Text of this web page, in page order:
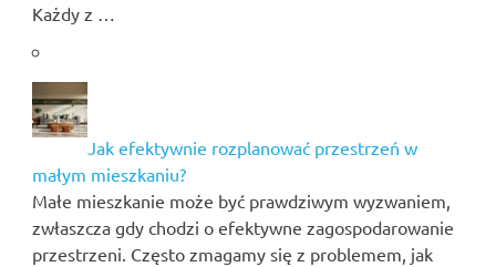
Każdy z …
Jak efektywnie rozplanować przestrzeń w
małym mieszkaniu?
Małe mieszkanie może być prawdziwym wyzwaniem,
zwłaszcza gdy chodzi o efektywne zagospodarowanie
przestrzeni. Często zmagamy się z problemem, jak